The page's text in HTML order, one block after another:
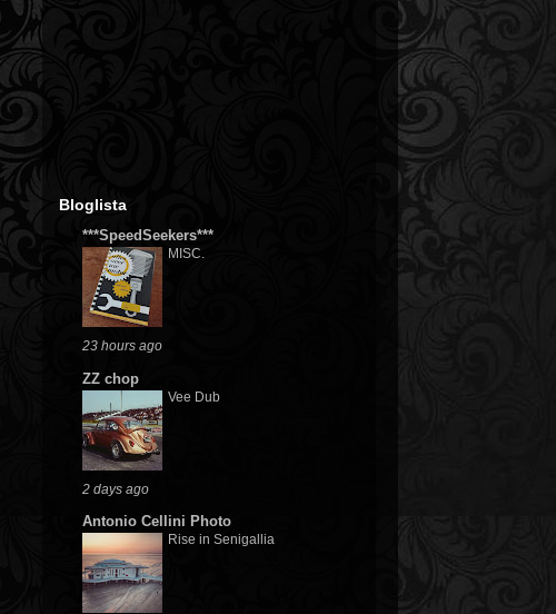
Bloglista
***SpeedSeekers***
MISC.
23 hours ago
ZZ chop
Vee Dub
2 days ago
Antonio Cellini Photo
Rise in Senigallia